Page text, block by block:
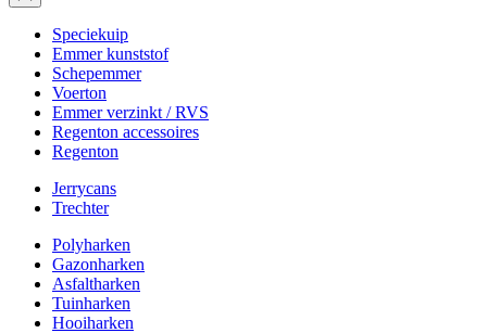
Speciekuip
Emmer kunststof
Schepemmer
Voerton
Emmer verzinkt / RVS
Regenton accessoires
Regenton
Jerrycans
Trechter
Polyharken
Gazonharken
Asfaltharken
Tuinharken
Hooiharken